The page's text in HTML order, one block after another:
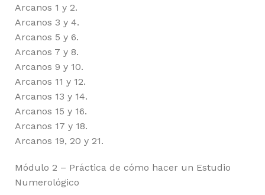
Arcanos 1 y 2.
Arcanos 3 y 4.
Arcanos 5 y 6.
Arcanos 7 y 8.
Arcanos 9 y 10.
Arcanos 11 y 12.
Arcanos 13 y 14.
Arcanos 15 y 16.
Arcanos 17 y 18.
Arcanos 19, 20 y 21.
Módulo 2 – Práctica de cómo hacer un Estudio
Numerológico